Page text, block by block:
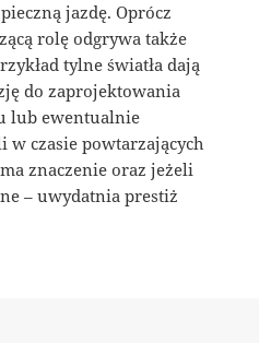
jazdę. Oprócz
rolę odgrywa także
tylne światła dają
do zaprojektowania
lub ewentualnie
czasie powtarzających
znaczenie oraz jeżeli
– uwydatnia prestiż